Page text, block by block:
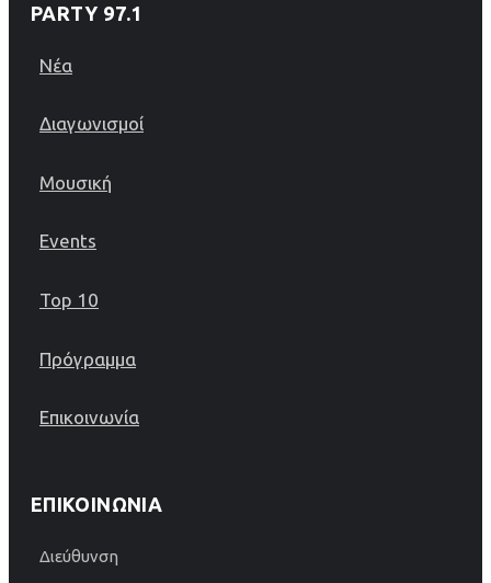
PARTY 97.1
Νέα
Διαγωνισμοί
Μουσική
Events
Top 10
Πρόγραμμα
Επικοινωνία
ΕΠΙΚΟΙΝΩΝΊΑ
Διεύθυνση